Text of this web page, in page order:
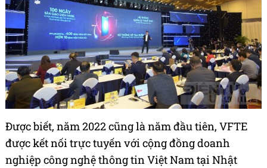
Được biết, năm 2022 cũng là năm đầu tiên, VFTE
được kết nối trực tuyến với cộng đồng doanh
nghiệp công nghệ thông tin Việt Nam tại Nhật